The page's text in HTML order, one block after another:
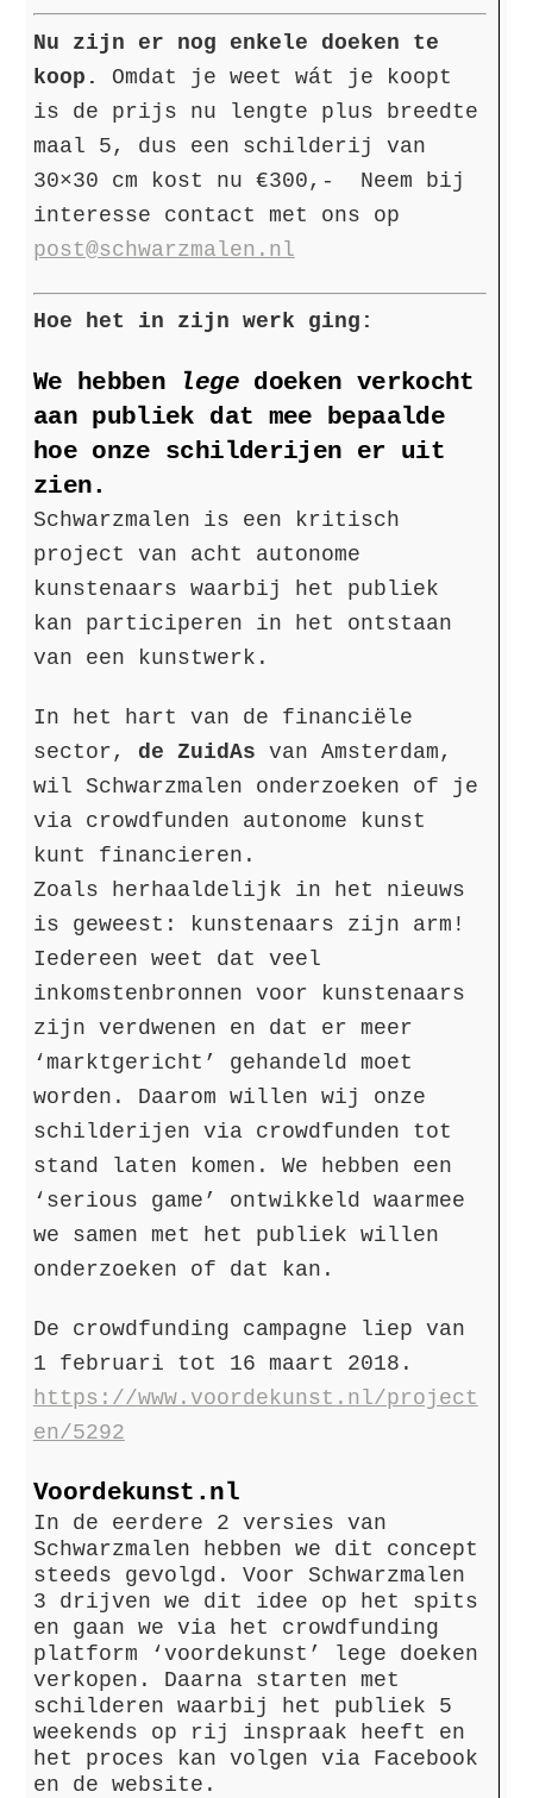
Nu zijn er nog enkele doeken te
koop.
Omdat je weet wát je koopt
is de prijs nu lengte plus breedte
maal 5, dus een schilderij van
30×30 cm kost nu €300,- Neem bij
interesse contact met ons op
post@schwarzmalen.nl
Hoe het in zijn werk ging:
We hebben legedoeken verkocht
aan publiek dat mee bepaalde
hoe onze schilderijen er uit
zien.
Schwarzmalen is een kritisch
project van acht autonome
kunstenaars waarbij het publiek
kan participeren in het ontstaan
van een kunstwerk.
In het hart van de financiële
sector, de ZuidAs van Amsterdam,
wil Schwarzmalen onderzoeken of je
via crowdfunden autonome kunst
kunt financieren.
Zoals herhaaldelijk in het nieuws
is geweest: kunstenaars zijn arm!
Iedereen weet dat veel
inkomstenbronnen voor kunstenaars
zijn verdwenen en dat er meer
‘marktgericht’ gehandeld moet
worden. Daarom willen wij onze
schilderijen via crowdfunden tot
stand laten komen. We hebben een
‘serious game’ ontwikkeld waarmee
we samen met het publiek willen
onderzoeken of dat kan.
De crowdfunding campagne liep van
1 februari tot 16 maart 2018.
https://www.voordekunst.nl/project
en/5292
Voordekunst.nl
In de eerdere 2 versies van
Schwarzmalen hebben we dit concept
steeds gevolgd. Voor Schwarzmalen
3 drijven we dit idee op het spits
en gaan we via het crowdfunding
platform ‘voordekunst’ lege doeken
verkopen. Daarna starten met
schilderen waarbij het publiek 5
weekends op rij inspraak heeft en
het proces kan volgen via Facebook
en de website.